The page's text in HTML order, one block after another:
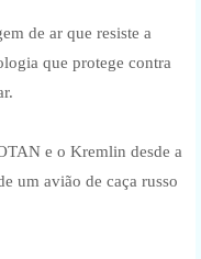
de ar que resiste a
que protege contra
e o Kremlin desde a
um avião de caça russo